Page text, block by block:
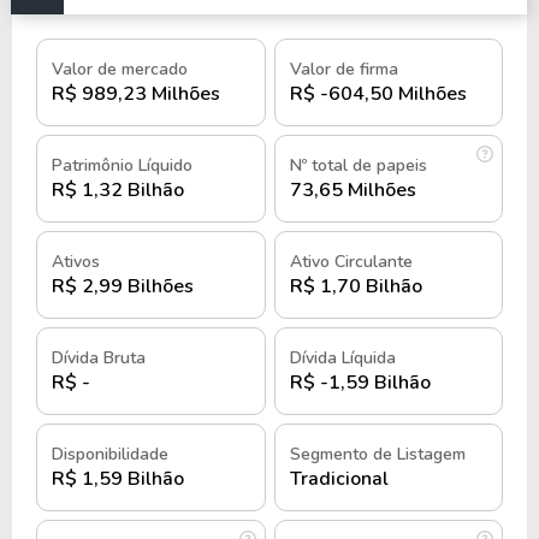
Ao longo tempo a companhia focou apenas no
seu nicho específico, sem se preocupar em ser
generalista. No ano de 1972 o nome do banco
foi alterado para Banco Real.
Algumas outras entidades jurídicas precisaram
ser criadas para organizar as operações do
banco. Logo seria formado o Conglomerado
Financeiro Real.
O Consórcio Alfa de Administração S.A, todavia,
começou de fato em 1952 com o nome de
Companhia Mineira de Engenharia, praticando
outras atividades.
Seu nome foi alterado para Consórcio Real
Brasileiro de Administração em 1977, após sua
sede administrativa ser transferida para São
Valor de mercado
R$ 989,23 Milhões
Valor de firma
R$ -604,50 Milhões
Patrimônio Líquido
R$ 1,32 Bilhão
Nº total de papeis
73,65 Milhões
Ativos
R$ 2,99 Bilhões
Ativo Circulante
R$ 1,70 Bilhão
Dívida Bruta
R$ -
Dívida Líquida
R$ -1,59 Bilhão
Disponibilidade
R$ 1,59 Bilhão
Segmento de Listagem
Tradicional